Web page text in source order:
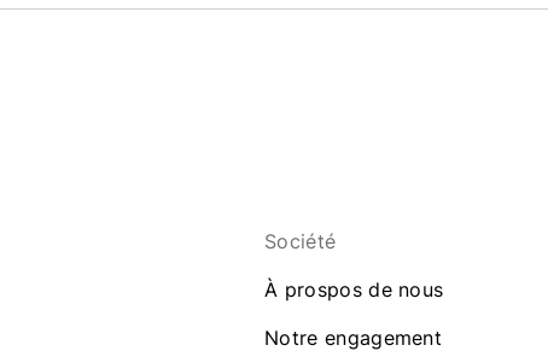
Société
À prospos de nous
Notre engagement